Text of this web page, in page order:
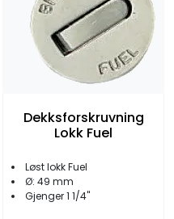
Dekksforskruvning
Lokk Fuel
Løst lokk Fuel
Ø: 49 mm
Gjenger 1 1/4''